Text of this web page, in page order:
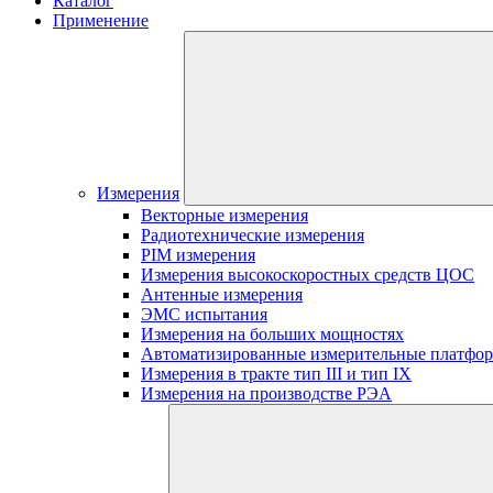
Применение
Измерения
Векторные измерения
Радиотехнические измерения
PIM измерения
Измерения высокоскоростных средств ЦОС
Антенные измерения
ЭМС испытания
Измерения на больших мощностях
Автоматизированные измерительные
Измерения в тракте тип III и тип IX
Измерения на производстве РЭА